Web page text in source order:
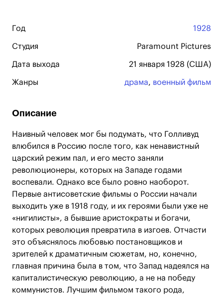
Год 1928
Студия Paramount Pictures
Дата выхода 21 января 1928 (США)
Жанры драма, военный фильм
Описание
Наивный человек мог бы подумать, что Голливуд
влюбился в Россию после того, как ненавистный
царский режим пал, и его место заняли
революционеры, которых на Западе годами
воспевали. Однако все было ровно наоборот.
Первые антисоветские фильмы о России начали
выходить уже в 1918 году, и их героями были уже не
«нигилисты», а бывшие аристократы и богачи,
которых революция превратила в изгоев. Отчасти
это объяснялось любовью постановщиков и
зрителей к драматичным сюжетам, но, конечно,
главная причина была в том, что Запад надеялся на
капиталистическую революцию, а не на победу
коммунистов. Лучшим фильмом такого рода,